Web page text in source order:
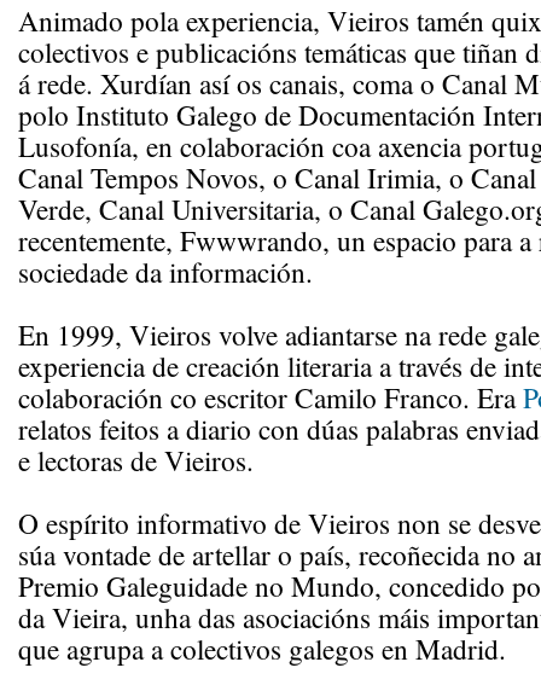
Animado pola experiencia, Vieiros tamén
colectivos e publicacións temáticas que tiñan
á rede. Xurdían así os canais, coma o Canal
polo Instituto Galego de Documentación
Lusofonía, en colaboración coa axencia
Canal Tempos Novos, o Canal Irimia, o
Verde, Canal Universitaria, o Canal
recentemente, Fwwwrando, un espacio para
sociedade da información.
En 1999, Vieiros volve adiantarse na rede
experiencia de creación literaria a través de
colaboración co escritor Camilo Franco. Era
relatos feitos a diario con dúas palabras
e lectoras de Vieiros.
O espírito informativo de Vieiros non se
súa vontade de artellar o país, recoñecida no
Premio Galeguidade no Mundo, concedido
da Vieira, unha das asociacións máis
que agrupa a colectivos galegos en Madrid.